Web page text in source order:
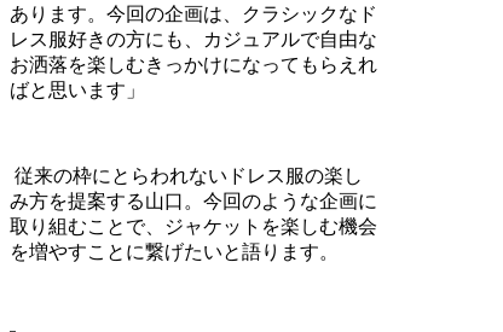
あります。今回の企画は、クラシックなド
レス服好きの方にも、カジュアルで自由な
お洒落を楽しむきっかけになってもらえれ
ばと思います」
従来の枠にとらわれないドレス服の楽し
み方を提案する山口。今回のような企画に
取り組むことで、ジャケットを楽しむ機会
を増やすことに繋げたいと語ります。